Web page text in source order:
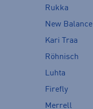
Rukka
New Balance
Kari Traa
Röhnisch
Luhta
Firefly
Merrell